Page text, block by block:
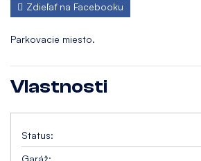
Zdieľať na Facebooku
Parkovacie miesto.
Vlastnosti
Status: